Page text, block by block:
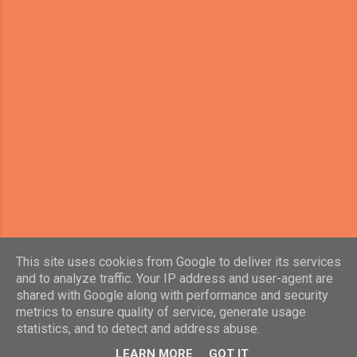
Teikia „Blogger“
Temos „Veronica Olson“ vaizdai
This site uses cookies from Google to deliver its services
and to analyze traffic. Your IP address and user-agent are
shared with Google along with performance and security
metrics to ensure quality of service, generate usage
statistics, and to detect and address abuse.
LEARN MORE GOT IT